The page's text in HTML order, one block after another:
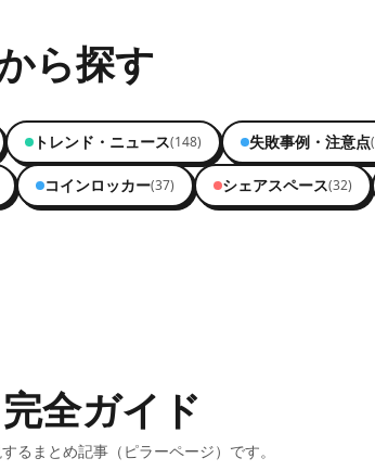
ら探す
トレンド・ニュース(148) 失敗事例・注意点(
コインロッカー(37) シェアスペース(32)
全ガイド
るまとめ記事（ピラーページ）です。